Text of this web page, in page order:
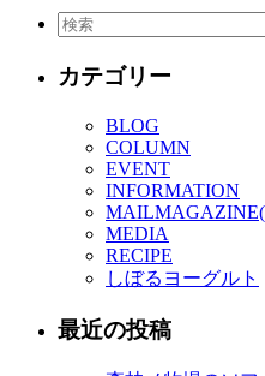
カテゴリー
BLOG
COLUMN
EVENT
INFORMATION
MEDIA
RECIPE
しぼるヨーグルト
最近の投稿